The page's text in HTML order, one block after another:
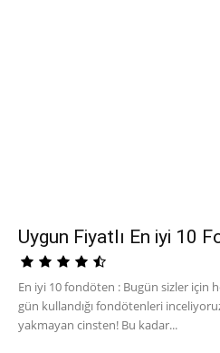
Uygun Fiyatlı En iyi 10
En iyi 10 fondöten : Bugün sizler için
gün kullandığı fondötenleri
yakmayan cinsten! Bu kadar...